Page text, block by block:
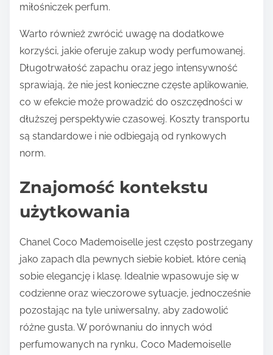
miłośniczek perfum.
Warto również zwrócić uwagę na dodatkowe
korzyści, jakie oferuje zakup wody perfumowanej.
Długotrwałość zapachu oraz jego intensywność
sprawiają, że nie jest konieczne częste aplikowanie,
co w efekcie może prowadzić do oszczędności w
dłuższej perspektywie czasowej. Koszty transportu
są standardowe i nie odbiegają od rynkowych
norm.
Znajomość kontekstu
użytkowania
Chanel Coco Mademoiselle jest często postrzegany
jako zapach dla pewnych siebie kobiet, które cenią
sobie elegancję i klasę. Idealnie wpasowuje się w
codzienne oraz wieczorowe sytuacje, jednocześnie
pozostając na tyle uniwersalny, aby zadowolić
różne gusta. W porównaniu do innych wód
perfumowanych na rynku, Coco Mademoiselle